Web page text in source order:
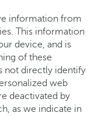
information from
This information
device, and is
of these
not directly identify
web
deactivated by
as we indicate in